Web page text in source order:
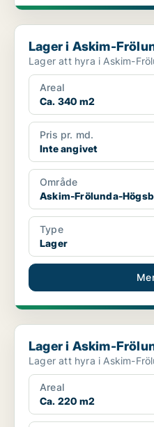
Lager i Askim-Frölunda-
Lager i Askim-
Lager att hyra i Askim-
Areal
Ca. 340 m2
Pris pr. md.
Inte angivet
Område
Askim-Frölunda-
Type
Lager
Lager i Askim-Frölunda-
Lager i Askim-
Lager att hyra i Askim-
Areal
Ca. 220 m2